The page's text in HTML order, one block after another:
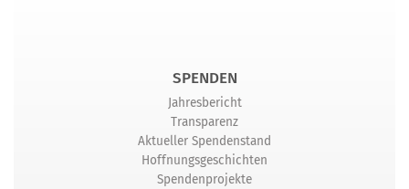
SPENDEN
Jahresbericht
Transparenz
Aktueller Spendenstand
Hoffnungsgeschichten
Spendenprojekte